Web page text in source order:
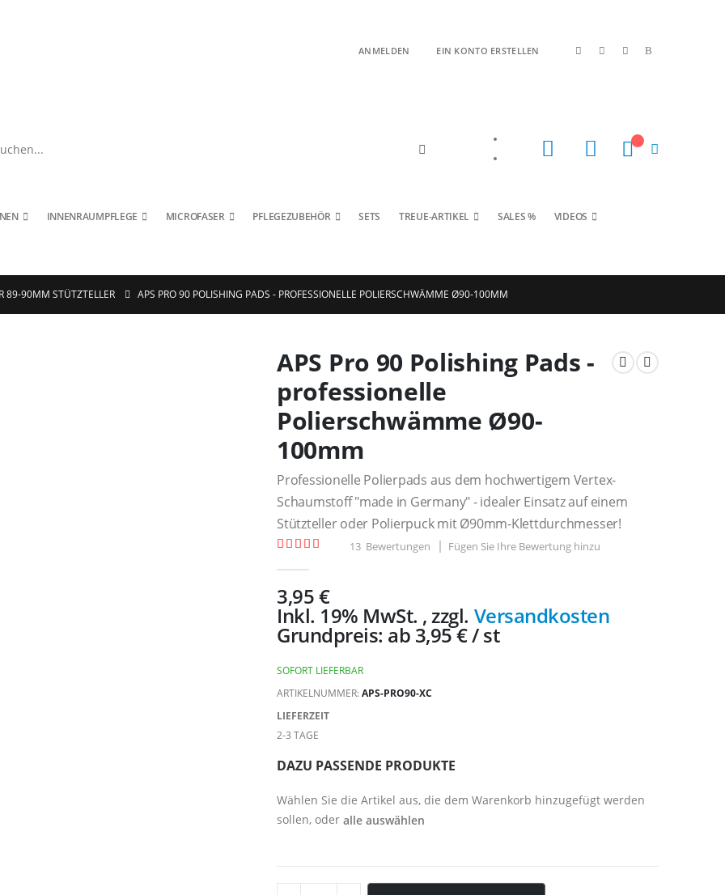
ANMELDEN EIN KONTO ERSTELLEN
Mein Warenkorb
INNENRAUMPFLEGE MICROFASER PFLEGEZUBEHÖR SETS TREUE-ARTIKEL SALES % VIDEOS
89-90MM STÜTZTELLER APS PRO 90 POLISHING PADS - PROFESSIONELLE POLIERSCHWÄMME Ø90-100MM
APS Pro 90 Polishing Pads -
professionelle
Polierschwämme Ø90-
100mm
Professionelle Polierpads aus dem hochwertigem Vertex-
Schaumstoff "made in Germany" - idealer Einsatz auf einem
Stützteller oder Polierpuck mit Ø90mm-Klettdurchmesser!
Bewertung: 13 Bewertungen Fügen Sie Ihre Bewertung hinzu
3,95 €
Inkl. 19% MwSt. ,zzgl. Versandkosten
Grundpreis: ab 3,95 €/ st
SOFORT LIEFERBAR
ARTIKELNUMMER APS-PRO90-XC
LIEFERZEIT
2-3 TAGE
DAZU PASSENDE PRODUKTE
Wählen Sie die Artikel aus, die dem Warenkorb hinzugefügt werden
sollen, oder alle auswählen